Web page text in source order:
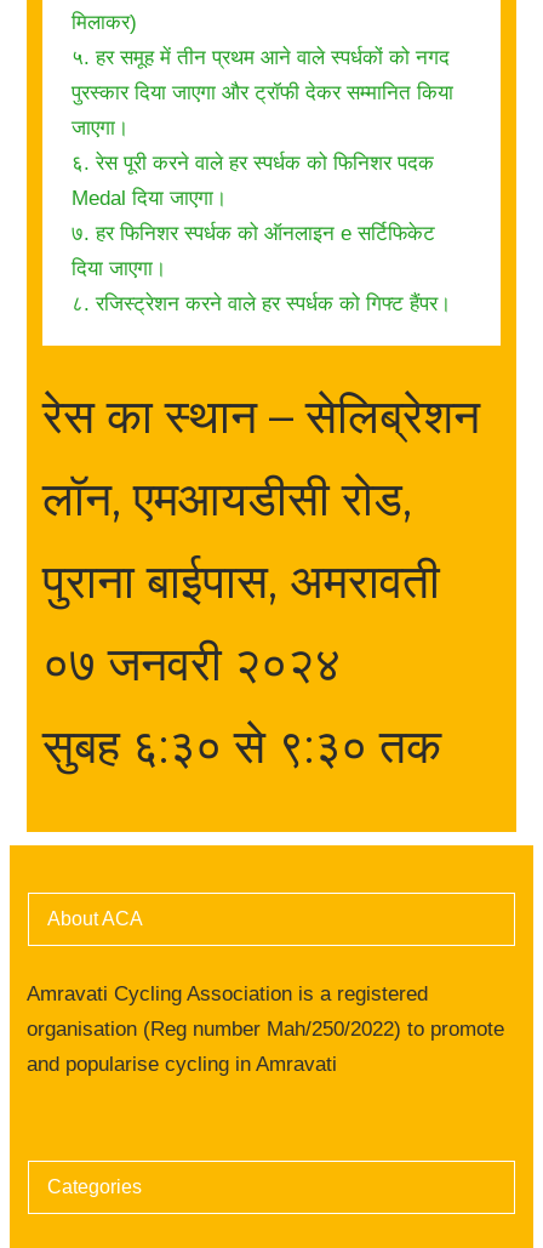
मिलाकर)
५. हर समूह में तीन प्रथम आने वाले स्पर्धकों को नगद
पुरस्कार दिया जाएगा और ट्रॉफी देकर सम्मानित किया
जाएगा।
६. रेस पूरी करने वाले हर स्पर्धक को फिनिशर पदक
Medal दिया जाएगा।
७. हर फिनिशर स्पर्धक को ऑनलाइन e सर्टिफिकेट
दिया जाएगा।
८. रजिस्ट्रेशन करने वाले हर स्पर्धक को गिफ्ट हैंपर।
रेस का स्थान – सेलिब्रेशन
लॉन, एमआयडीसी रोड,
पुराना बाईपास, अमरावती
०७ जनवरी २०२४
सुबह ६:३० से ९:३० तक
About ACA
Amravati Cycling Association is a registered
organisation (Reg number Mah/250/2022) to promote
and popularise cycling in Amravati
Categories